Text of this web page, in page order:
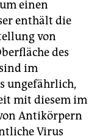
einen
enthält die
von
des
im
ungefährlich,
mit diesem im
Antikörpern
Virus